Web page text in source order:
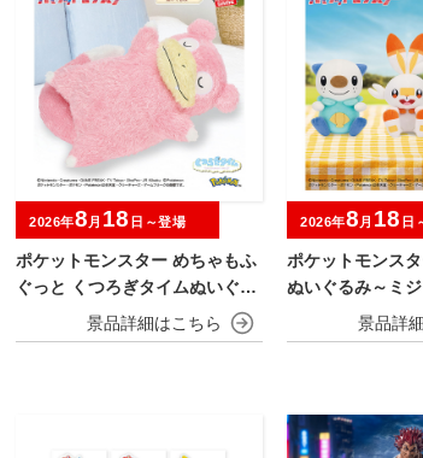
ポケットモンスター めちゃもふ
ぐっと くつろぎタイムぬいぐる
み～ヤドン～
2026年8 月 18 日～登場
ポケットモンス
ぬいぐるみ～ミ
ニー・ニャオハ～
2026年8 月 18 日